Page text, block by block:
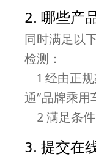
2. 哪些产
同时满足以
检测：
1 经由正规
通”品牌乘用
2 满足条件
3. 提交在